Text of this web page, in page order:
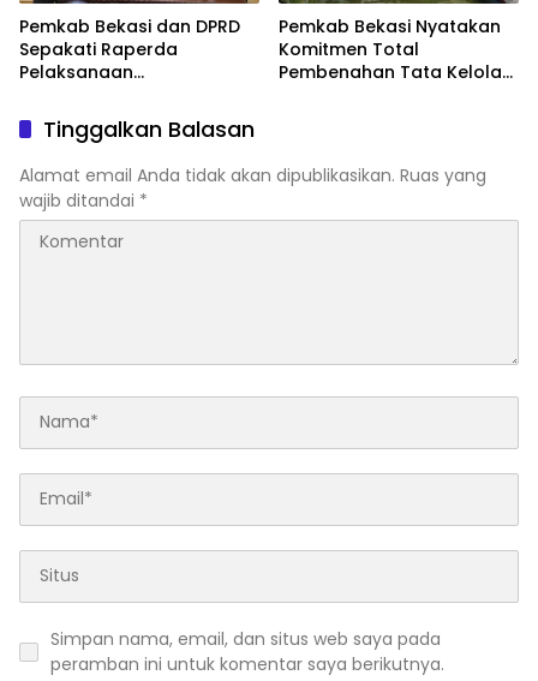
Pemkab Bekasi dan DPRD
Sepakati Raperda
Pelaksanaan
APBD 2025, Perkuat
Akuntabilitas Tata Kelola
Keuangan Daerah
Pemkab Bekasi Nyatakan
Komitmen Total
Pembenahan Tata Kelola
Tinggalkan Balasan
Alamat email Anda tidak akan dipublikasikan. Ruas yang
wajib ditandai *
Simpan nama, email, dan situs web saya pada
peramban ini untuk komentar saya berikutnya.